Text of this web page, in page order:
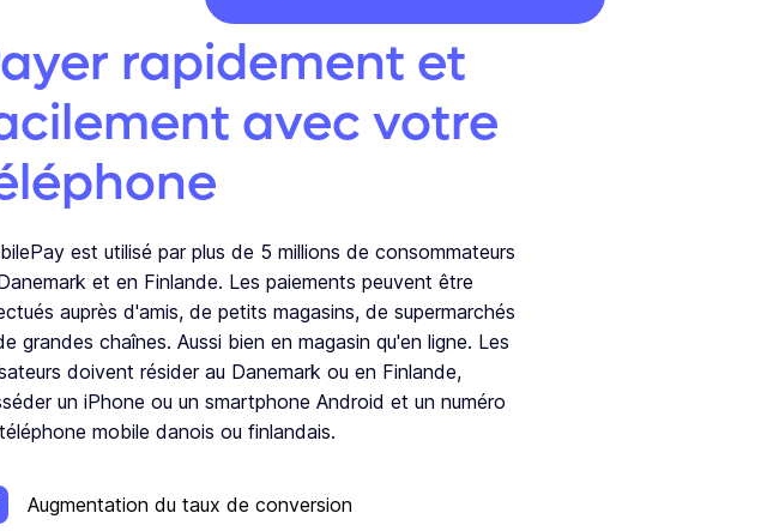
rapidement et
avec votre
est utilisé par plus de 5 millions de consommateurs
et en Finlande. Les paiements peuvent être
auprès d'amis, de petits magasins, de supermarchés
grandes chaînes. Aussi bien en magasin qu'en ligne. Les
doivent résider au Danemark ou en Finlande,
un iPhone ou un smartphone Android et un numéro
mobile danois ou finlandais.
Augmentation du taux de conversion